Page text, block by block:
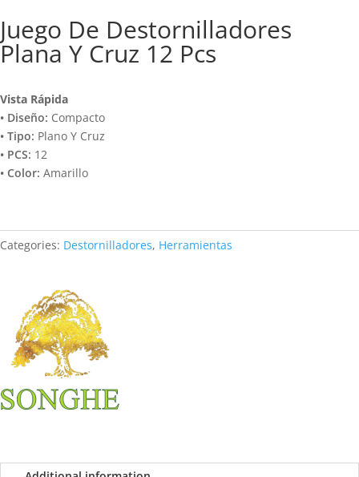
Juego De Destornilladores
Plana Y Cruz 12 Pcs
Vista Rápida
• Diseño: Compacto
• Tipo: Plano Y Cruz
• PCS: 12
• Color: Amarillo
Categories: Destornilladores, Herramientas